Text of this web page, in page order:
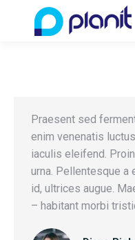
Praesent sed
enim venenatis
iaculis eleifend.
urna. Pellentesque a
id, ultrices augue.
– habitant morbi